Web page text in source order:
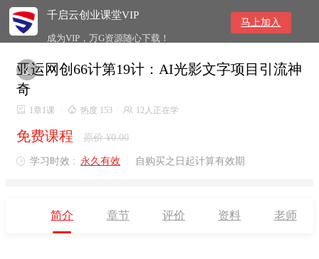
千启云创业课堂VIP
成为VIP，万G资源随心下载！
马上加入

亚运网创66计第19计：AI光影文字项目引流神
奇
 1章1课  热度 153  12人正在学
免费课程 原价 ¥0.00
 学习时效 : 永久有效 自购买之日起计算有效期
简介 章节 评价 资料 老师